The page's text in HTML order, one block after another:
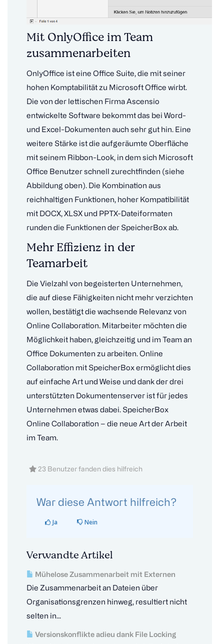
Mit OnlyOffice im Team
zusammenarbeiten
OnlyOffice ist eine Office Suite, die mit seiner
hohen Komptabilität zu Microsoft Office wirbt.
Die von der lettischen Firma Ascensio
entwickelte Software bekommt das bei Word-
und Excel-Dokumenten auch sehr gut hin. Eine
weitere Stärke ist die aufgeräumte Oberfläche
mit seinem Ribbon-Look, in dem sich Microsoft
Office Benutzer schnell zurechtfinden (siehe
Abbildung oben). Die Kombination aus
reichhaltigen Funktionen, hoher Kompatibilität
mit DOCX, XLSX und PPTX-Dateiformaten
runden die Funktionen der SpeicherBox ab.
Mehr Effizienz in der
Teamarbeit
Die Vielzahl von begeisterten Unternehmen,
die auf diese Fähigkeiten nicht mehr verzichten
wollen, bestätigt die wachsende Relevanz von
Online Collaboration. Mitarbeiter möchten die
Möglichkeit haben, gleichzeitig und im Team an
Office Dokumenten zu arbeiten. Online
Collaboration mit SpeicherBox ermöglicht dies
auf einfache Art und Weise und dank der drei
unterstützten Dokumentenserver ist für jedes
Unternehmen etwas dabei. SpeicherBox
Online Collaboration – die neue Art der Arbeit
im Team.
23 Benutzer fanden dies hilfreich
War diese Antwort hilfreich?
Ja Nein
Verwandte Artikel
Mühelose Zusammenarbeit mit Externen
Die Zusammenarbeit an Dateien über
Organisationsgrenzen hinweg, resultiert nicht
selten in...
Versionskonflikte adieu dank File Locking